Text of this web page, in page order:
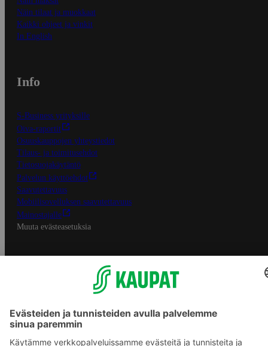
Näin tilaat ja muokkaat
Kaikki ohjeet ja vinkit
In English
Info
S-Business yrityksille
Oiva-raportit
Osuuskauppojen yhteystiedot
Tilaus- ja toimitusehdot
Tietosuojakäytäntö
Palvelun käyttöehdot
Saavutettavuus
Mobiilisovelluksen saavutettavuus
Mainostajalle
Muuta evästeasetuksia
S-ryhmän palvelut
Asiakasomistajuus